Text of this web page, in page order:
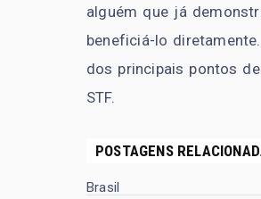
alguém que já
beneficiá-lo
dos principais pontos
STF.
POSTAGENS
Brasil